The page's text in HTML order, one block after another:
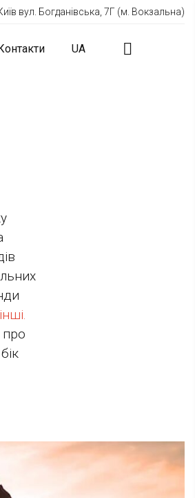
вул. Богданівська, 7Г (м. Вокзальна)
UA
про